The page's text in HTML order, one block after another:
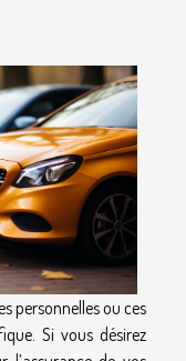
personnelles ou ces
Si vous désirez